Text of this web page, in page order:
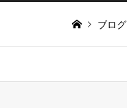
ブログ